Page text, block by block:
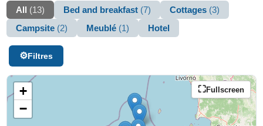
All (13) Bed and breakfast (7) Cottages (3)
Campsite (2) Meublé (1) Hotel
Filtres
Fullscreen
+
−